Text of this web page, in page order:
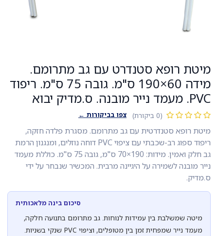
מיטת רופא סטנדרט עם גב מתרומם.
מידה 60×190 ס"מ. גובה 75 ס"מ. ריפוד
PVC. מעמד נייר מובנה. ס.מדיק יבוא
(0 ביקורת) צפו בביקורות ←
מיטת רופא סטנדרטית עם גב מתרומם. מסגרת פלדה חזקה,
ריפוד ספוג רב-שכבתי עם ציפוי PVC דוחה נוזלים, ומנגנון הרמת
גב חלק ואמין. מידות: 190×70 ס"מ, גובה 75 ס"מ. כוללת מעמד
נייר מובנה לשמירה על היגיינה מרבית. המכשיר שנבחר על ידי
ס.מדיק.
סיכום בינה מלאכותית
מיטה שמשלבת בין עמידות לנוחות. גב מתרומם בתנועה חלקה,
מעמד נייר שמפחית זמן בין מטופלים, וציפוי PVC שנקי בשניות.